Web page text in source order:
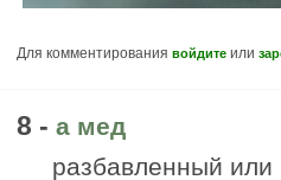
Для комментирования войдите или
8 - а мед
разбавленный или